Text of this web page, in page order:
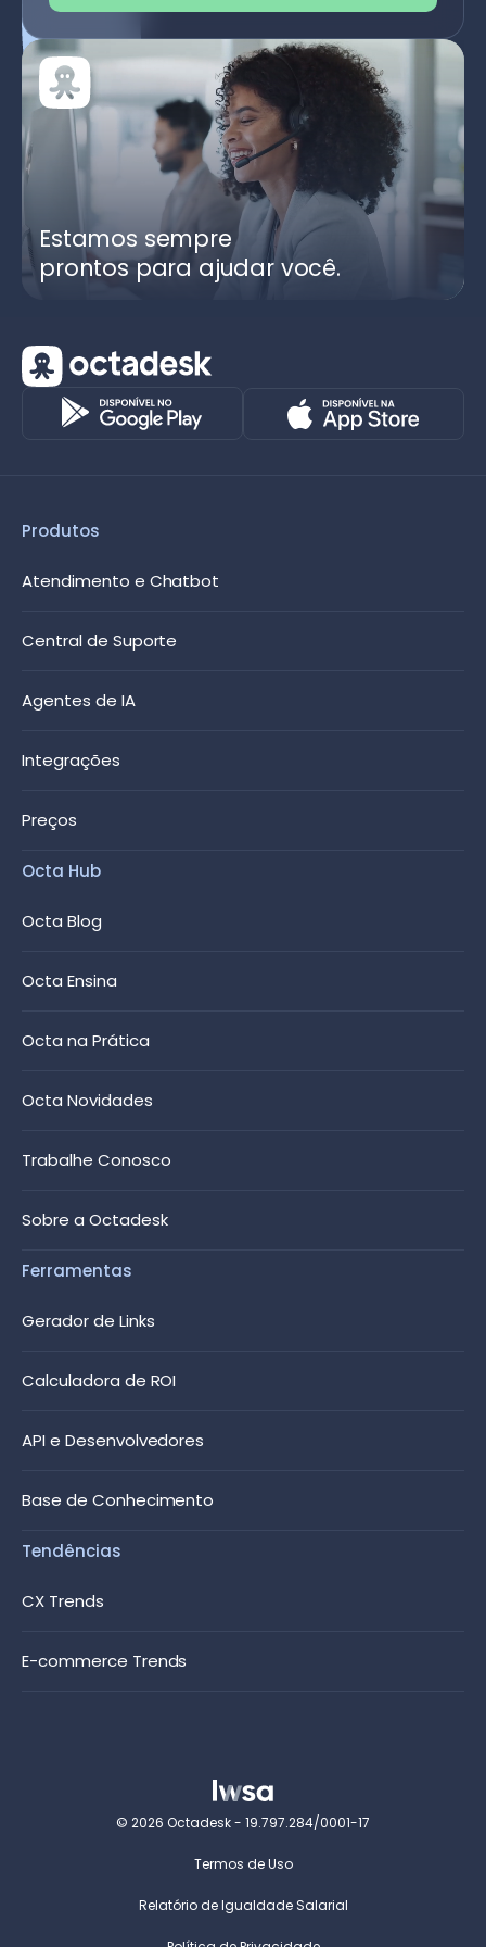
Estamos sempre
prontos para ajudar você.
Produtos
Atendimento e Chatbot
Central de Suporte
Agentes de IA
Integrações
Preços
Octa Hub
Octa Blog
Octa Ensina
Octa na Prática
Octa Novidades
Trabalhe Conosco
Sobre a Octadesk
Ferramentas
Gerador de Links
Calculadora de ROI
API e Desenvolvedores
Base de Conhecimento
Tendências
CX Trends
E-commerce Trends
© 2026 Octadesk - 19.797.284/0001-17
Termos de Uso
Relatório de Igualdade Salarial